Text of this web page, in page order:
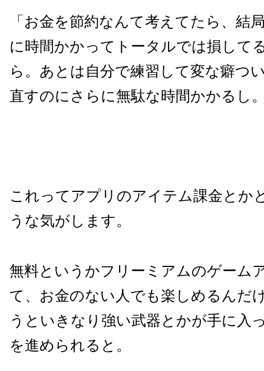
「お金を節約なんて考えてたら、結
に時間かかってトータルでは損して
ら。あとは自分で練習して変な癖つ
直すのにさらに無駄な時間かかるし
これってアプリのアイテム課金とか
うな気がします。
無料というかフリーミアムのゲーム
て、お金のない人でも楽しめるんだ
うといきなり強い武器とかが手に入
を進められると。